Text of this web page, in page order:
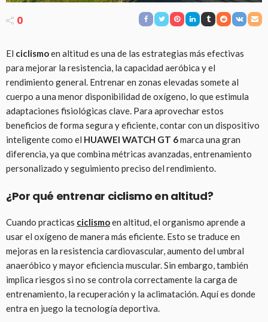
0
El ciclismoen altitud es una de las estrategias más efectivas
para mejorar la resistencia, la capacidad aeróbica y el
rendimiento general. Entrenar en zonas elevadas somete al
cuerpo a una menor disponibilidad de oxígeno, lo que estimula
adaptaciones fisiológicas clave. Para aprovechar estos
beneficios de forma segura y eficiente, contar con un dispositivo
inteligente como el HUAWEI WATCH GT 6marca una gran
diferencia, ya que combina métricas avanzadas, entrenamiento
personalizado y seguimiento preciso del rendimiento.
¿Por qué entrenar ciclismo en altitud?
Cuando practicas ciclismoen altitud, el organismo aprende a
usar el oxígeno de manera más eficiente. Esto se traduce en
mejoras en la resistencia cardiovascular, aumento del umbral
anaeróbico y mayor eficiencia muscular. Sin embargo, también
implica riesgos si no se controla correctamente la carga de
entrenamiento, la recuperación y la aclimatación. Aquí es donde
entra en juego la tecnología deportiva.